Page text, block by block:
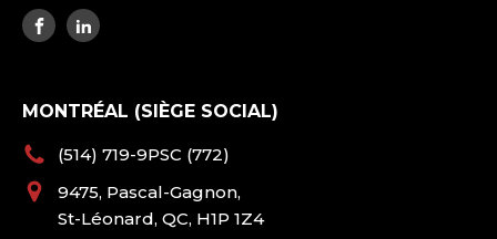
MONTRÉAL (SIÈGE SOCIAL)
(514) 719-9PSC (772)
9475, Pascal-Gagnon,
St-Léonard, QC, H1P 1Z4